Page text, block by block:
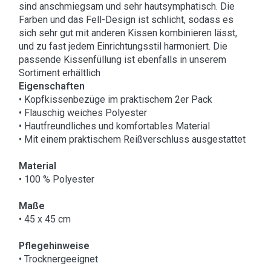
sind anschmiegsam und sehr hautsymphatisch. Die
Farben und das Fell-Design ist schlicht, sodass es
sich sehr gut mit anderen Kissen kombinieren lässt,
und zu fast jedem Einrichtungsstil harmoniert. Die
passende Kissenfüllung ist ebenfalls in unserem
Sortiment erhältlich
Eigenschaften
• Kopfkissenbezüge im praktischem 2er Pack
• Flauschig weiches Polyester
• Hautfreundliches und komfortables Material
• Mit einem praktischem Reißverschluss ausgestattet
Material
• 100 % Polyester
Maße
• 45 x 45 cm
Pflegehinweise
• Trocknergeeignet